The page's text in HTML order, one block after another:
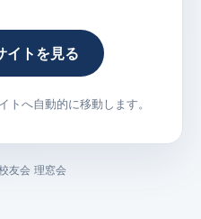
イトを見る
トへ自動的に移動します。
友会 理窓会